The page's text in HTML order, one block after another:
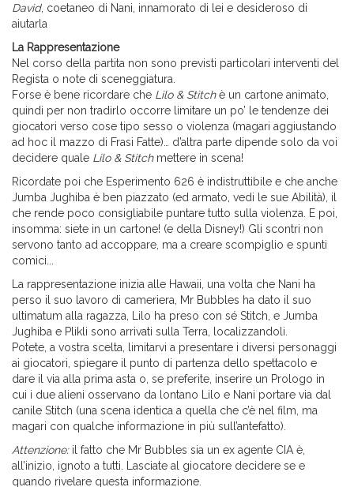
David, coetaneo di Nani, innamorato di lei e desideroso di
aiutarla
La Rappresentazione
Nel corso della partita non sono previsti particolari interventi del
Regista o note di sceneggiatura.
Forse è bene ricordare che Lilo & Stitchè un cartone animato,
quindi per non tradirlo occorre limitare un po’ le tendenze dei
giocatori verso cose tipo sesso o violenza (magari aggiustando
ad hoc il mazzo di Frasi Fatte)… d’altra parte dipende solo da voi
decidere quale Lilo & Stitchmettere in scena!
Ricordate poi che Esperimento 626 è indistruttibile e che anche
Jumba Jughiba è ben piazzato (ed armato, vedi le sue Abilità), il
che rende poco consigliabile puntare tutto sulla violenza. E poi,
insomma: siete in un cartone! (e della Disney!) Gli scontri non
servono tanto ad accoppare, ma a creare scompiglio e spunti
comici...
La rappresentazione inizia alle Hawaii, una volta che Nani ha
perso il suo lavoro di cameriera, Mr Bubbles ha dato il suo
ultimatum alla ragazza, Lilo ha preso con sé Stitch, e Jumba
Jughiba e Plikli sono arrivati sulla Terra, localizzandoli.
Potete, a vostra scelta, limitarvi a presentare i diversi personaggi
ai giocatori, spiegare il punto di partenza dello spettacolo e
dare il via alla prima asta o, se preferite, inserire un Prologo in
cui i due alieni osservano da lontano Lilo e Nani portare via dal
canile Stitch (una scena identica a quella che c’è nel film, ma
magari con qualche informazione in più sull’antefatto).
Attenzione:il fatto che Mr Bubbles sia un ex agente CIA è,
all’inizio, ignoto a tutti. Lasciate al giocatore decidere se e
quando rivelare questa informazione.